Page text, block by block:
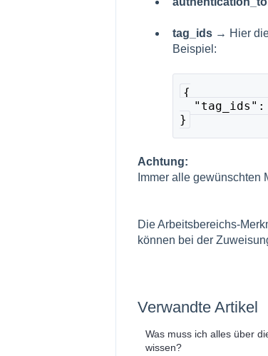
tag_ids→ Hier
Beispiel:
{
"tag_ids":
}
Achtung:
Immer alle gewünschten
Die Arbeitsbereichs-
können bei der
Verwandte Artikel
Was muss ich alles über
wissen?